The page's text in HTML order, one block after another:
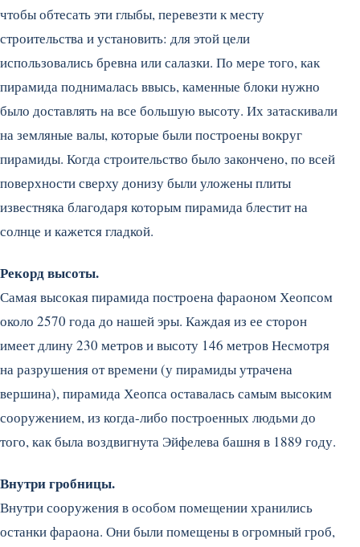
чтобы обтесать эти глыбы, перевезти к месту
строительства и установить: для этой цели
использовались бревна или салазки. По мере того, как
пирамида поднималась ввысь, каменные блоки нужно
было доставлять на все большую высоту. Их затаскивали
на земляные валы, которые были построены вокруг
пирамиды. Когда строительство было закончено, по всей
поверхности сверху донизу были уложены плиты
известняка благодаря которым пирамида блестит на
солнце и кажется гладкой.
Рекорд высоты.
Самая высокая пирамида построена фараоном Хеопсом
около 2570 года до нашей эры. Каждая из ее сторон
имеет длину 230 метров и высоту 146 метров Несмотря
на разрушения от времени (у пирамиды утрачена
вершина), пирамида Хеопса оставалась самым высоким
сооружением, из когда-либо построенных людьми до
того, как была воздвигнута Эйфелева башня в 1889 году.
Внутри гробницы.
Внутри сооружения в особом помещении хранились
останки фараона. Они были помещены в огромный гроб,